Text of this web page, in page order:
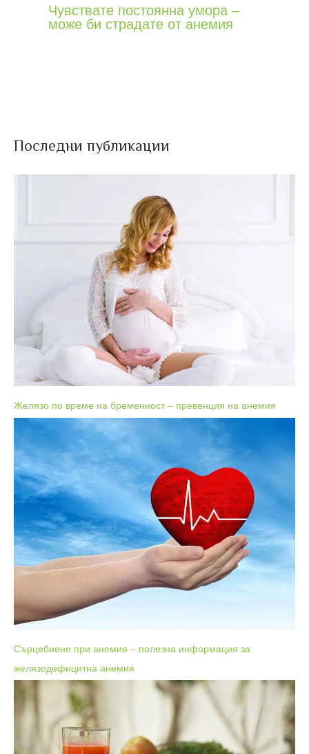
Чувствате постоянна умора –
може би страдате от анемия
Последни публикации
Желязо по време на бременност – превенция на анемия
Сърцебиене при анемия – полезна информация за
желязодефицитна анемия